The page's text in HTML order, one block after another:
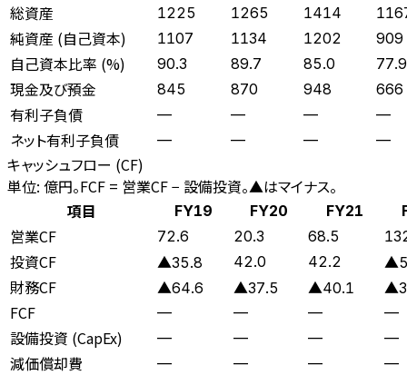
総資産 1225 1265 1414
純資産 (自己資本) 1107 1134 1202 909
自己資本比率 (%) 90.3 89.7 85.0 77.9
現金及び預金 845 870 948 666
有利子負債 — — — —
ネット有利子負債 — — — —
キャッシュフロー (CF)
単位: 億円。FCF = 営業CF − 設備投資。▲はマイナス。
項目
FY19 FY20 FY21
営業CF 72.6 20.3 68.5
投資CF ▲35.8 42.0 42.2
財務CF ▲64.6 ▲37.5 ▲40.1
FCF — — — —
設備投資 (CapEx) — — — —
減価償却費 — — — —